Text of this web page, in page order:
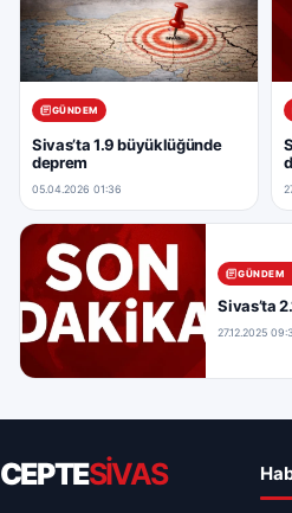
GÜNDEM
Sivas’ta 1.9 büyüklüğünde
deprem
05.04.2026 01:36
GÜNDEM
Sivas’ta
27.12.2025
CEPTESİVAS